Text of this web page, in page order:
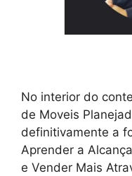
No interior do
de Moveis
definitivamente a
Aprender a
e Vender Mais